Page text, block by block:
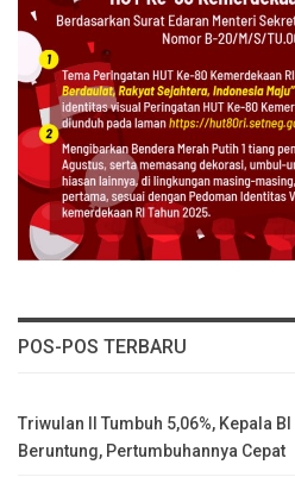
POS-POS TERBARU
Triwulan II Tumbuh 5,06%, Kepala
Beruntung, Pertumbuhannya Cepat